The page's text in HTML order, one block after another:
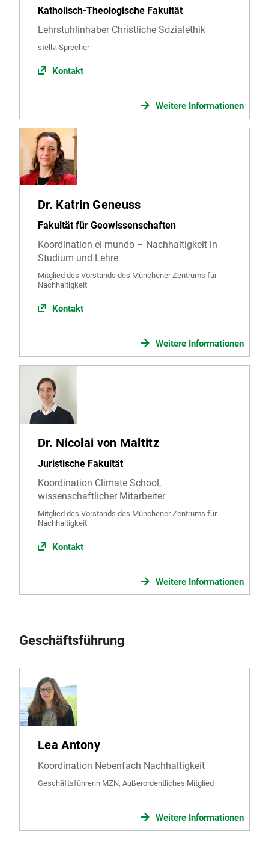
Katholisch-Theologische Fakultät
Lehrstuhlinhaber Christliche Sozialethik
stellv. Sprecher
Kontakt
Weitere Informationen
Dr. Katrin Geneuss
Fakultät für Geowissenschaften
Koordination el mundo – Nachhaltigkeit in
Studium und Lehre
Mitglied des Vorstands des Münchener Zentrums für
Nachhaltigkeit
Kontakt
Weitere Informationen
Dr. Nicolai von Maltitz
Juristische Fakultät
Koordination Climate School,
wissenschaftlicher Mitarbeiter
Mitglied des Vorstands des Münchener Zentrums für
Nachhaltigkeit
Kontakt
Weitere Informationen
Geschäftsführung
Lea Antony
Koordination Nebenfach Nachhaltigkeit
Geschäftsführerin MZN, Außerordentliches Mitglied
Weitere Informationen